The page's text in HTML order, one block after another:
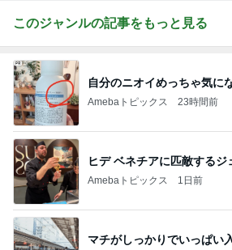
このジャンルの記事をもっと見る
自分のニオイめっちゃ気に
Amebaトピックス 23時間前
ヒデ ベネチアに匹敵するジ
Amebaトピックス 1日前
マチがしっかりでいっぱい